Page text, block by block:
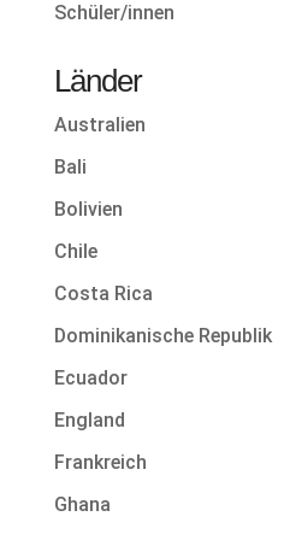
Schüler/innen
Länder
Australien
Bali
Bolivien
Chile
Costa Rica
Dominikanische Republik
Ecuador
England
Frankreich
Ghana